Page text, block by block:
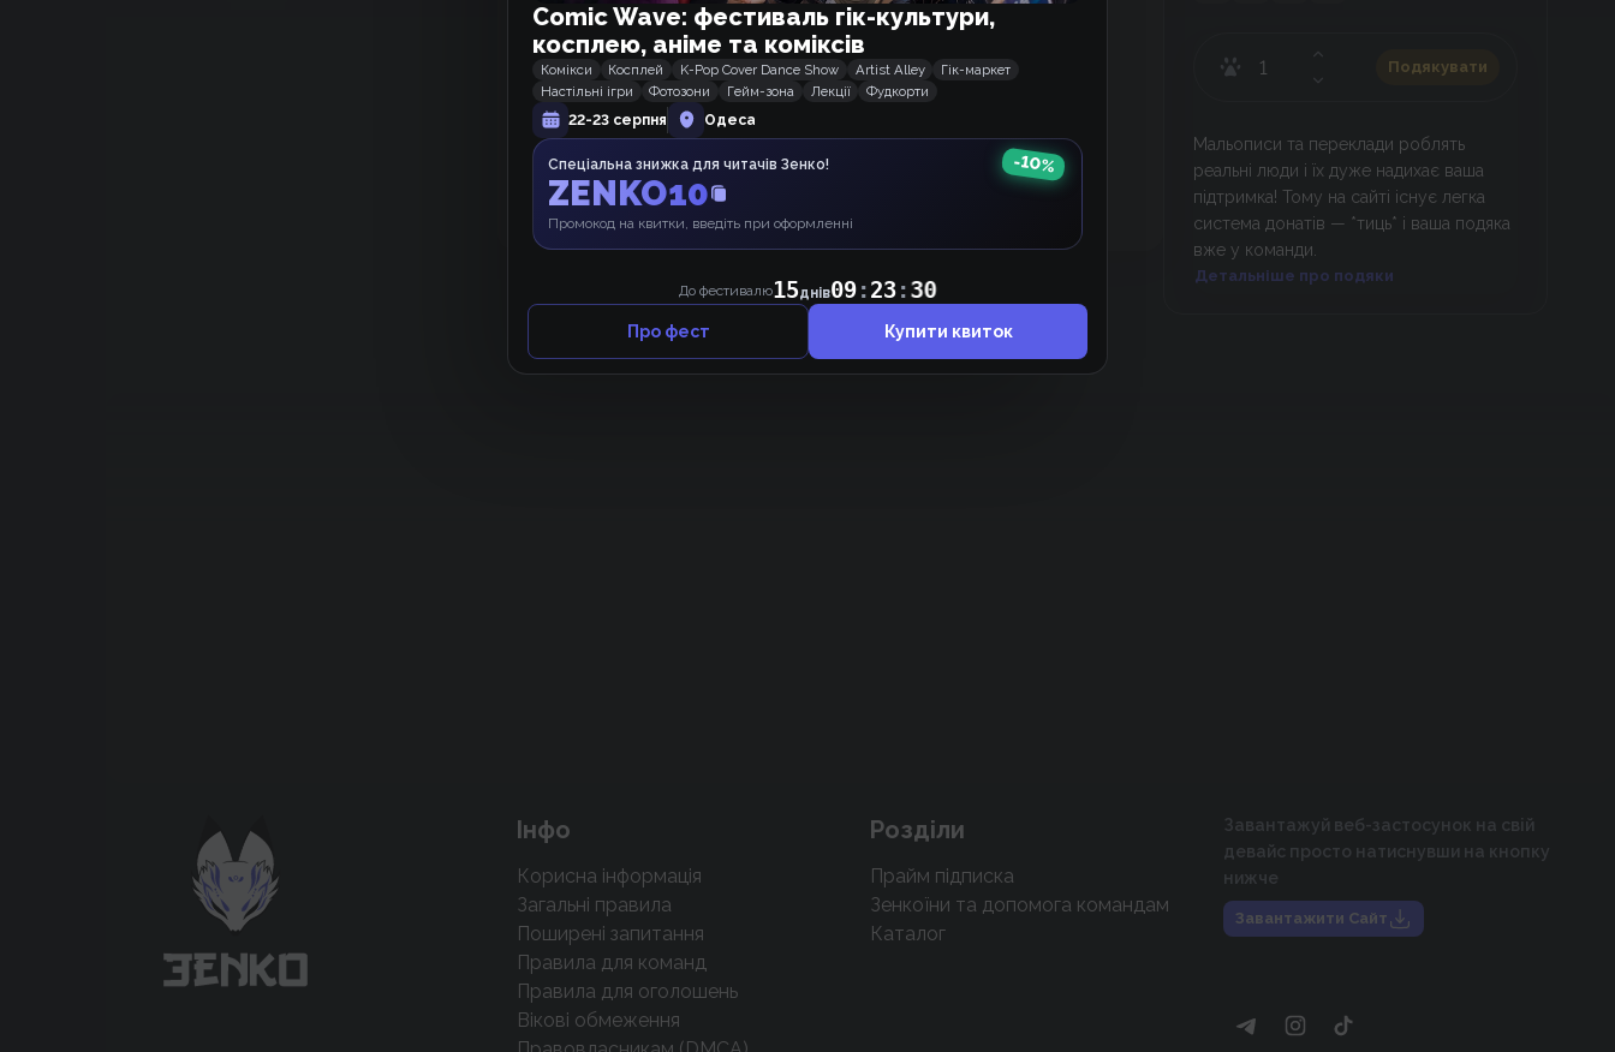
Щось ніхто не коментує, може, почнемо 👉👈 ?
Подякувати
Мальописи та переклади роблять
реальні люди і їх дуже надихає ваша
підтримка! Тому на сайті існує легка
система донатів — *тиць* і ваша подяка
вже у команди.
Детальніше про подяки
крутих нововведень
Підтримати проєкт
Інфо
Корисна інформація
Загальні правила
Поширені запитання
Правила для команд
Правила для оголошень
Вікові обмеження
Розділи
Прайм підписка
Зенкоїни та допомога командам
Каталог
Завантажуй веб-застосунок на свій
девайс просто натиснувши на кнопку
нижче
Завантажити Сайт
Comic Wave: фестиваль гік-культури,
косплею, аніме та коміксів
Комікси Косплей K-Pop Cover Dance Show Artist Alley
Гік-маркет
Настільні ігри
Фотозони Гейм-зона Лекції
Фудкорти
22-23 серпня
Одеса
Спеціальна знижка для читачів Зенко!
ZENKO10
Промокод на квитки, введіть при оформленні
-10%
До фестивалю15днів09:23:30
Про фест Купити квиток